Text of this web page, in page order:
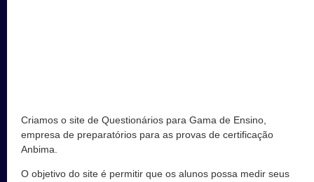
Criamos o site de Questionários para Gama de Ensino,
empresa de preparatórios para as provas de certificação
Anbima.
O objetivo do site é permitir que os alunos possa medir seus